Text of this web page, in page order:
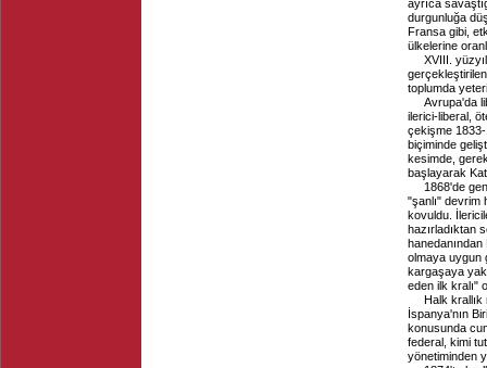
ayrıca
durgunluğa
Fransa gibi,
ülkelerine
XVIII.
toplumda
Avrupa'da
ilerici-liberal,
çekişme
biçiminde
kesimde,
başlayarak
1868'de
"şanlı" devrim
kovuldu.
hazırladıktan
olmaya uygun
kargaşaya
eden ilk kralı"
Halk krallık
İspanya'nın
konusunda
federal, kimi
yönetiminden